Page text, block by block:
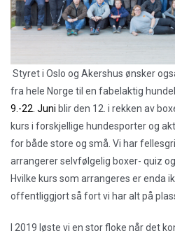
9.-22. Juni blir den 12. i rekken av
kurs i forskjellige hundesporter og
for både store og små. Vi har
arrangerer selvfølgelig boxer- quiz
Hvilke kurs som arrangeres er enda
offentliggjort så fort vi har alt på
I 2019 løste vi en stor floke når det